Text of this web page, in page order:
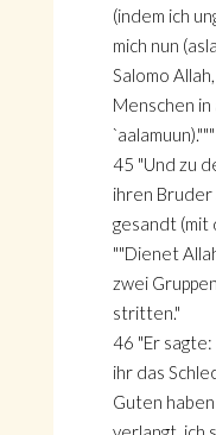
(indem ich
mich nun
Salomo
Menschen
`aalamuun)."""
45 "Und zu
ihren Bruder
gesandt
""Dienet
zwei
stritten."
46 "Er
ihr das
Guten